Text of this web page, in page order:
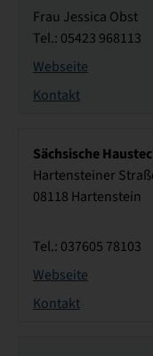
Frau Jessica Obst
Tel.: 05423 968113
Webseite
Kontakt
Sächsische
Hartensteiner
08118 Hartenstein
Tel.: 037605 78103
Webseite
Kontakt